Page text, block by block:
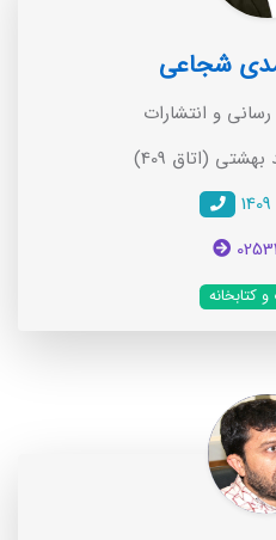
شجاعی
و انتشارات
(اتاق 409)
1409
و کتابخانه